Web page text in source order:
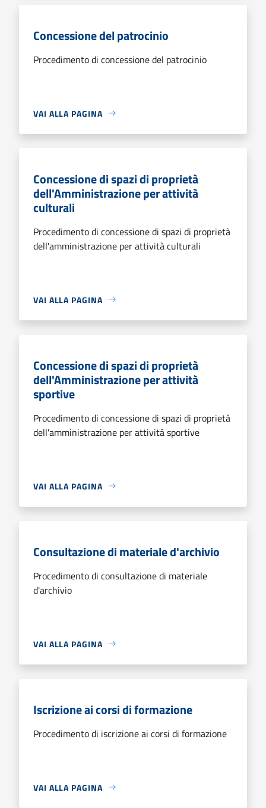
Concessione del patrocinio
Procedimento di concessione del patrocinio
VAI ALLA PAGINA
Concessione di spazi di proprietà
dell'Amministrazione per attività
culturali
Procedimento di concessione di spazi di proprietà
dell'amministrazione per attività culturali
VAI ALLA PAGINA
Concessione di spazi di proprietà
dell'Amministrazione per attività
sportive
Procedimento di concessione di spazi di proprietà
dell'amministrazione per attività sportive
VAI ALLA PAGINA
Consultazione di materiale d'archivio
Procedimento di consultazione di materiale
d'archivio
VAI ALLA PAGINA
Iscrizione ai corsi di formazione
Procedimento di iscrizione ai corsi di formazione
VAI ALLA PAGINA